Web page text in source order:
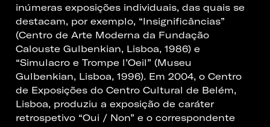
inúmeras exposições individuais, das quais se
destacam, por exemplo, “Insignificâncias”
(Centro de Arte Moderna da Fundação
Calouste Gulbenkian, Lisboa, 1986) e
“Simulacro e Trompe l’Oeil” (Museu
Gulbenkian, Lisboa, 1996). Em 2004, o Centro
de Exposições do Centro Cultural de Belém,
Lisboa, produziu a exposição de caráter
retrospetivo “Oui / Non” e o correspondente